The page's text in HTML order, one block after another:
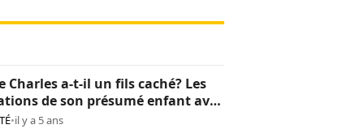
Charles a-t-il un fils caché? Les
de son présumé enfant avec
•il y a 5 ans